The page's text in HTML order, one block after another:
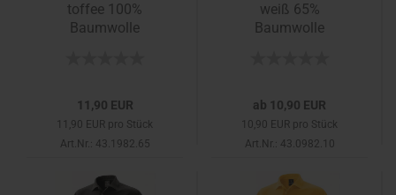
toffee 100%
Baumwolle
11,90 EUR
11,90 EUR pro Stück
Art.Nr.: 43.1982.65
weiß 65%
Baumwolle
ab 10,90 EUR
10,90 EUR pro Stück
Art.Nr.: 43.0982.10